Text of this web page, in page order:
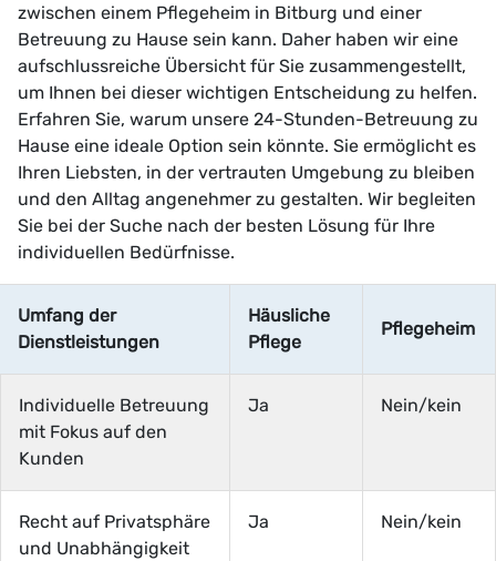
zwischen einem Pflegeheim in Bitburg und einer
Betreuung zu Hause sein kann. Daher haben wir eine
aufschlussreiche Übersicht für Sie zusammengestellt,
um Ihnen bei dieser wichtigen Entscheidung zu helfen.
Erfahren Sie, warum unsere 24-Stunden-Betreuung zu
Hause eine ideale Option sein könnte. Sie ermöglicht es
Ihren Liebsten, in der vertrauten Umgebung zu bleiben
und den Alltag angenehmer zu gestalten. Wir begleiten
Sie bei der Suche nach der besten Lösung für Ihre
individuellen Bedürfnisse.
Umfang der
Dienstleistungen
Häusliche
Pflege
Pflegeheim
Individuelle Betreuung
mit Fokus auf den
Kunden
Ja Nein/kein
Recht auf Privatsphäre
und Unabhängigkeit
Ja Nein/kein